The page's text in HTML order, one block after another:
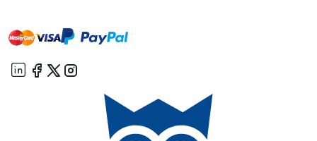
mastervisa paypal